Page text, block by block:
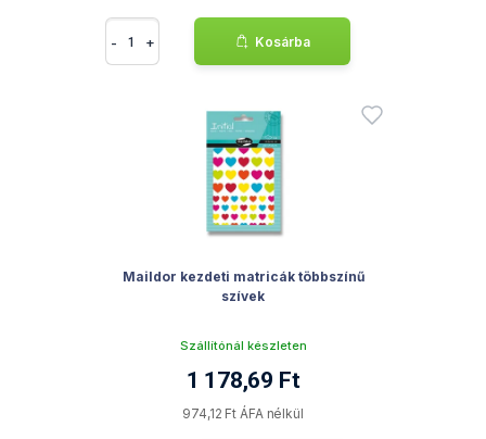
- + Kosárba
Maildor kezdeti matricák többszínű
szívek
Szállítónál készleten
1 178,69 Ft
974,12 Ft ÁFA nélkül